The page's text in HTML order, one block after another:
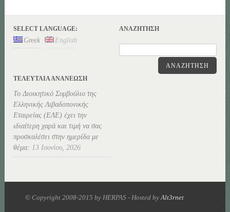
SELECT LANGUAGE:
Greek English
ΑΝΑΖΉΤΗΣΗ
ΑΝΑΖΉΤΗΣΗ
ΤΕΛΕΥΤΑΊΑ ΑΝΑΝΕΏΣΗ
Το Διοικητικό Συμβούλιο της
Ελληνικής Λιβαδοπονικής
Εταιρείας (ΕΛΕ) έχει την
ιδιαίτερη χαρά και τιμή να σας
προσκαλέσει στην ημερίδα με
θέμα: 13 Ιουνίου, 2026
© Copyright 2008-2015 by HERPAS - Hosted by Alt3rnet